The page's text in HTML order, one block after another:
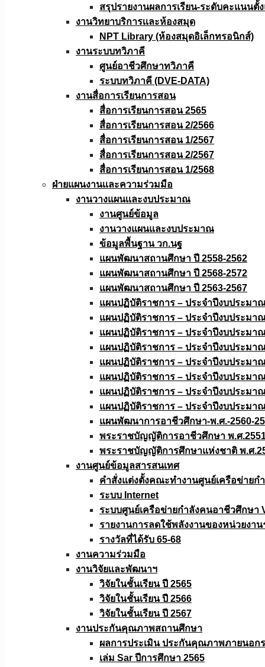
สรุปรายงานผลการเรียน-ระดับคะแนนตั้
งานวิทยาบริการเเละห้องสมุด
NPT Library (ห้องสมุดอิเล็กทรอนิกส์)
งานระบบทวิภาคี
ศูนย์อาชีวศึกษาทวิภาคี
ระบบทวิภาคี (DVE-DATA)
งานสื่อการเรียนการสอน
สื่อการเรียนการสอน 2565
สื่อการเรียนการสอน 2/2566
สื่อการเรียนการสอน 1/2567
สื่อการเรียนการสอน 2/2567
สื่อการเรียนการสอน 1/2568
ฝ่ายแผนงานเเละความร่วมมือ
งานวางแผนเเละงบประมาณ
งานศูนย์ข้อมูล
งานวางแผนและงบประมาณ
ข้อมูลพื้นฐาน วก.นฐ
แผนพัฒนาสถานศึกษา ปี 2558-2562
แผนพัฒนาสถานศึกษา ปี 2568-2572
แผนพัฒนาสถานศึกษา ปี 2563-2567
แผนปฏิบัติราชการ – ประจำปีงบประมา
แผนปฏิบัติราชการ – ประจำปีงบประมา
แผนปฏิบัติราชการ – ประจำปีงบประมา
แผนปฏิบัติราชการ – ประจำปีงบประมา
แผนปฏิบัติราชการ – ประจำปีงบประมา
แผนปฏิบัติราชการ – ประจำปีงบประมา
แผนปฏิบัติราชการ – ประจำปีงบประมา
แผนปฏิบัติราชการ – ประจำปีงบประมา
แผนพัฒนาการอาชีวศึกษา-พ.ศ.-2560-
พระราชบัญญัติการอาชีวศึกษา พ.ศ
พระราชบัญญัติการศึกษาแห่งชาติ พ.ศ
งานศูนย์ข้อมูลสารสนเทศ
คำสั่งแต่งตั้งคณะทำงานศูนย์เครือข่าย
ระบบ Internet
ระบบศูนย์เครือข่ายกำลังคนอาชีวศึกษา
รายงานการลดใช้พลังงานของหน่วยงา
รางวัลที่ได้รับ 65-68
งานความร่วมมือ
งานวิจัยเเละพัฒนาฯ
วิจัยในชั้นเรียน ปี 2565
วิจัยในชั้นเรียน ปี 2566
วิจัยในชั้นเรียน ปี 2567
งานประกันคุณภาพสถานศึกษา
ผลการประเมิน ประกันคุณภาพภายนอก
เล่ม Sar ปีการศึกษา 2565